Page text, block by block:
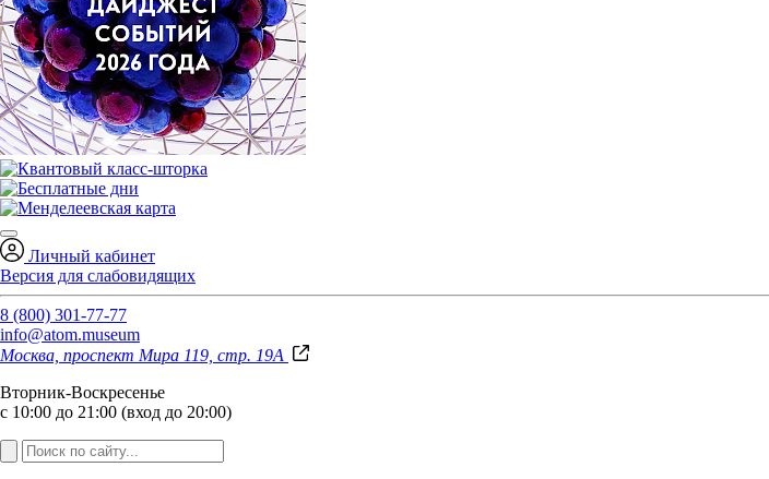
Личный кабинет
Версия для слабовидящих
8 (800) 301-77-77
info@atom.museum
Москва, проспект Мира 119, стр. 19А
Вторник-Воскресенье
с 10:00 до 21:00 (вход до 20:00)